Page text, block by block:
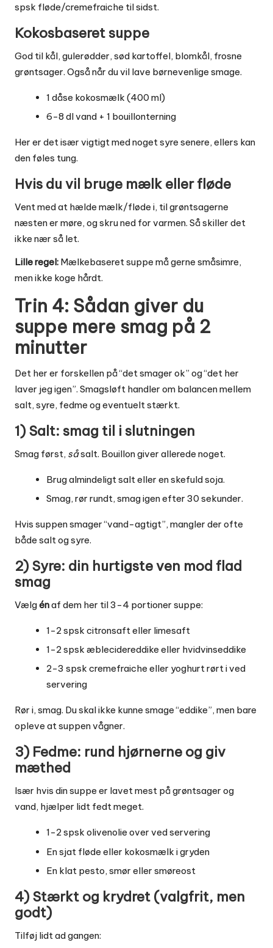
spsk fløde/cremefraiche til sidst.
Kokosbaseret suppe
God til kål, gulerødder, sød kartoffel, blomkål, frosne
grøntsager. Også når du vil lave børnevenlige smage.
1 dåse kokosmælk (400 ml)
6-8 dl vand + 1 bouillonterning
Her er det især vigtigt med noget syre senere, ellers kan
den føles tung.
Hvis du vil bruge mælk eller fløde
Vent med at hælde mælk/fløde i, til grøntsagerne
næsten er møre, og skru ned for varmen. Så skiller det
ikke nær så let.
Lille regel: Mælkebaseret suppe må gerne småsimre,
men ikke koge hårdt.
Trin 4: Sådan giver du
suppe mere smag på 2
minutter
Det her er forskellen på “det smager ok” og “det her
laver jeg igen”. Smagsløft handler om balancen mellem
salt, syre, fedme og eventuelt stærkt.
1) Salt: smag til i slutningen
Smag først, såsalt. Bouillon giver allerede noget.
Brug almindeligt salt eller en skefuld soja.
Smag, rør rundt, smag igen efter 30 sekunder.
Hvis suppen smager “vand-agtigt”, mangler der ofte
både salt og syre.
2) Syre: din hurtigste ven mod flad
smag
Vælgénaf dem her til 3-4 portioner suppe:
1-2 spsk citronsaft eller limesaft
1-2 spsk æblecidereddike eller hvidvinseddike
2-3 spsk cremefraiche eller yoghurt rørt i ved
servering
Rør i, smag. Du skal ikke kunne smage “eddike”, men bare
opleve at suppen vågner.
3) Fedme: rund hjørnerne og giv
mæthed
Især hvis din suppe er lavet mest på grøntsager og
vand, hjælper lidt fedt meget.
1-2 spsk olivenolie over ved servering
En sjat fløde eller kokosmælk i gryden
En klat pesto, smør eller smøreost
4) Stærkt og krydret (valgfrit, men
godt)
Tilføj lidt ad gangen: